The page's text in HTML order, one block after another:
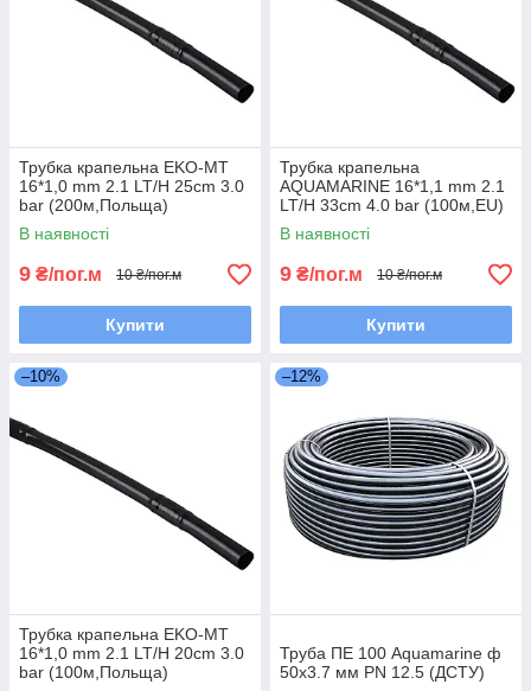
Трубка крапельна EKO-MT
16*1,0 mm 2.1 LT/H 25cm 3.0
bar (200м,Польща)
В наявності
9 ₴/пог.м 10 ₴/пог.м
Купити
Трубка крапельна
AQUAMARINE 16*1,1 mm 2.1
LT/H 33cm 4.0 bar (100м,EU)
В наявності
9 ₴/пог.м 10 ₴/пог.м
Купити
–10%
Трубка крапельна EKO-MT
16*1,0 mm 2.1 LT/H 20cm 3.0
bar (100м,Польща)
–12%
Труба ПЕ 100 Aquamarine ф
50x3.7 мм PN 12.5 (ДСТУ)